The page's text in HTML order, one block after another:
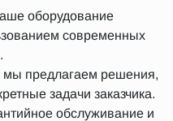
оборудование
современных
мы предлагаем решения,
задачи заказчика.
обслуживание и